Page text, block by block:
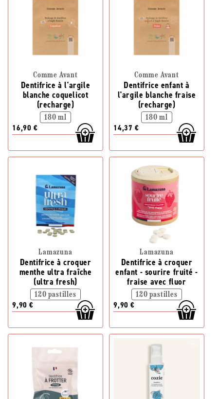
Comme Avant
Dentifrice à l'argile
blanche coquelicot
(recharge)
180 ml
16,90 €
Comme Avant
Dentifrice enfant à
l'argile blanche fraise
(recharge)
180 ml
14,37 €
Lamazuna
Dentifrice à croquer
menthe ultra fraîche
(ultra fresh)
120 pastilles
9,90 €
Lamazuna
Dentifrice à croquer
enfant - sourire fruité -
fraise avec fluor
120 pastilles
9,90 €